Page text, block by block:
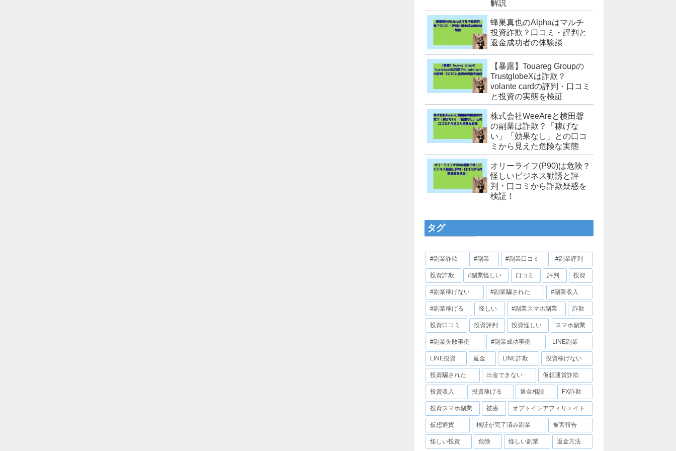
解説
蜂巣真也のAlphaはマルチ
投資詐欺？口コミ・評判と
返金成功者の体験談
【暴露】Touareg Groupの
TrustglobeXは詐欺？
volante cardの評判・口コミ
と投資の実態を検証
株式会社WeeAreと横田馨
の副業は詐欺？「稼げな
い」「効果なし」との口コ
ミから見えた危険な実態
オリーライフ(P90)は危険？
怪しいビジネス勧誘と評
判・口コミから詐欺疑惑を
検証！
タグ
#副業詐欺 #副業 #副業口コミ #副業評判
投資詐欺 #副業怪しい 口コミ 評判 投資
#副業稼げない #副業騙された #副業収入
#副業稼げる 怪しい #副業スマホ副業 詐欺
投資口コミ 投資評判 投資怪しい スマホ副業
#副業失敗事例 #副業成功事例 LINE副業
LINE投資 返金 LINE詐欺 投資稼げない
投資騙された 出金できない 仮想通貨詐欺
投資収入 投資稼げる 返金相談 FX詐欺
投資スマホ副業 被害 オプトインアフィリエイト
仮想通貨 検証が完了済み副業 被害報告
怪しい投資 危険 怪しい副業 返金方法